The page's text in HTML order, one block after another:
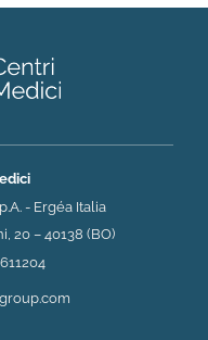
- Ergéa Italia
20 – 40138 (BO)
(si apre in una nuova